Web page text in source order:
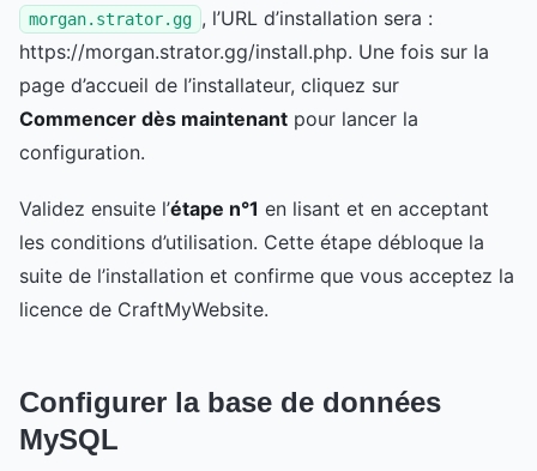
morgan.strator.gg , l’URL d’installation sera :
https://morgan.strator.gg/install.php. Une fois sur la
page d’accueil de l’installateur, cliquez sur
Commencer dès maintenant pour lancer la
configuration.
Validez ensuite l’étape n°1 en lisant et en acceptant
les conditions d’utilisation. Cette étape débloque la
suite de l’installation et confirme que vous acceptez la
licence de CraftMyWebsite.
Configurer la base de données
MySQL